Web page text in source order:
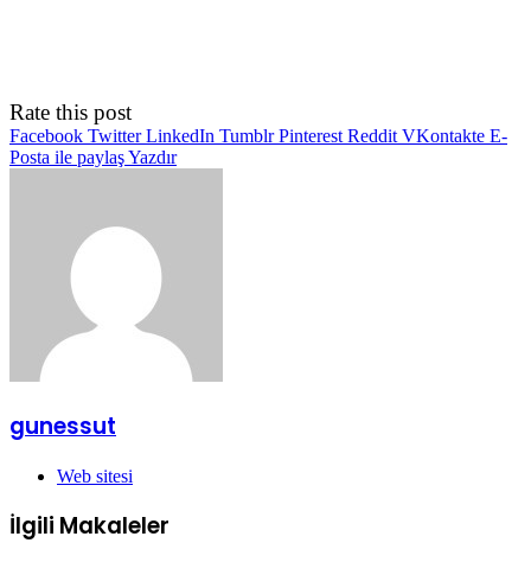
Rate this post
Facebook Twitter LinkedIn Tumblr Pinterest Reddit VKontakte E-
Posta ile paylaşYazdır
gunessut
Web sitesi
İlgili Makaleler